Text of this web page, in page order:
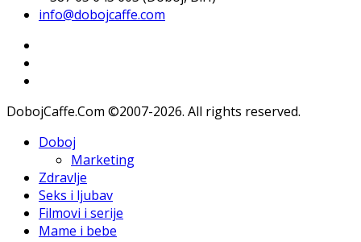
info@dobojcaffe.com
DobojCaffe.Com ©2007-2026. All rights reserved.
Doboj
Marketing
Zdravlje
Seks i ljubav
Filmovi i serije
Mame i bebe